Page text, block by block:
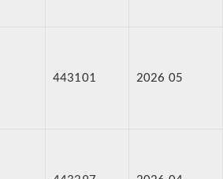
443101 2026 05